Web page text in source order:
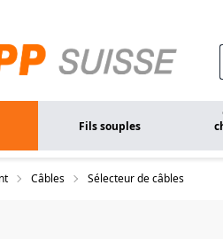
Fils souples
Câbles Sélecteur de câbles